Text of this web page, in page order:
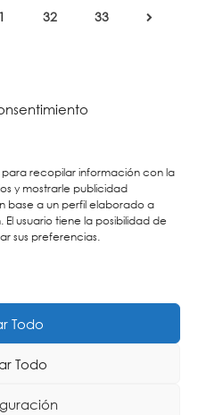
para recopilar información con la
y mostrarle publicidad
base a un perfil elaborado a
usuario tiene la posibilidad de
sus preferencias.
Todo
Todo
32 33
-Postontzi Etikoa
Creativa